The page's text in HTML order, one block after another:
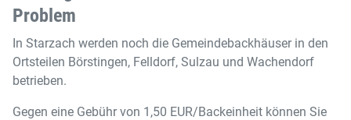
Problem
In Starzach werden noch die Gemeindebackhäuser in den
Ortsteilen Börstingen, Felldorf, Sulzau und Wachendorf
betrieben.
Gegen eine Gebühr von 1,50 EUR/Backeinheit können Sie